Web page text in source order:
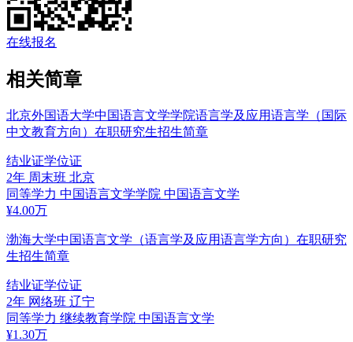
在线报名
相关简章
北京外国语大学中国语言文学学院语言学及应用语言学（国际
中文教育方向）在职研究生招生简章
结业证学位证
2年 周末班 北京
同等学力 中国语言文学学院 中国语言文学
¥4.00万
渤海大学中国语言文学（语言学及应用语言学方向）在职研究
生招生简章
结业证学位证
2年 网络班 辽宁
同等学力 继续教育学院 中国语言文学
¥1.30万